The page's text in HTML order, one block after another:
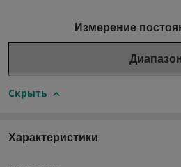
Измерение
Скрыть
Характеристики